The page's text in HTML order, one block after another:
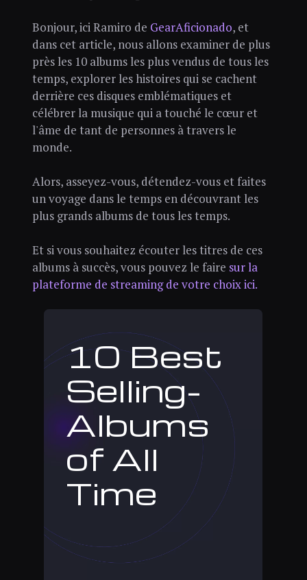
Bonjour, ici Ramiro de GearAficionado, et
dans cet article, nous allons examiner de plus
près les 10 albums les plus vendus de tous les
temps, explorer les histoires qui se cachent
derrière ces disques emblématiques et
célébrer la musique qui a touché le cœur et
l'âme de tant de personnes à travers le
monde.
Alors, asseyez-vous, détendez-vous et faites
un voyage dans le temps en découvrant les
plus grands albums de tous les temps.
Et si vous souhaitez écouter les titres de ces
albums à succès, vous pouvez le faire sur la
plateforme de streaming de votre choix ici.